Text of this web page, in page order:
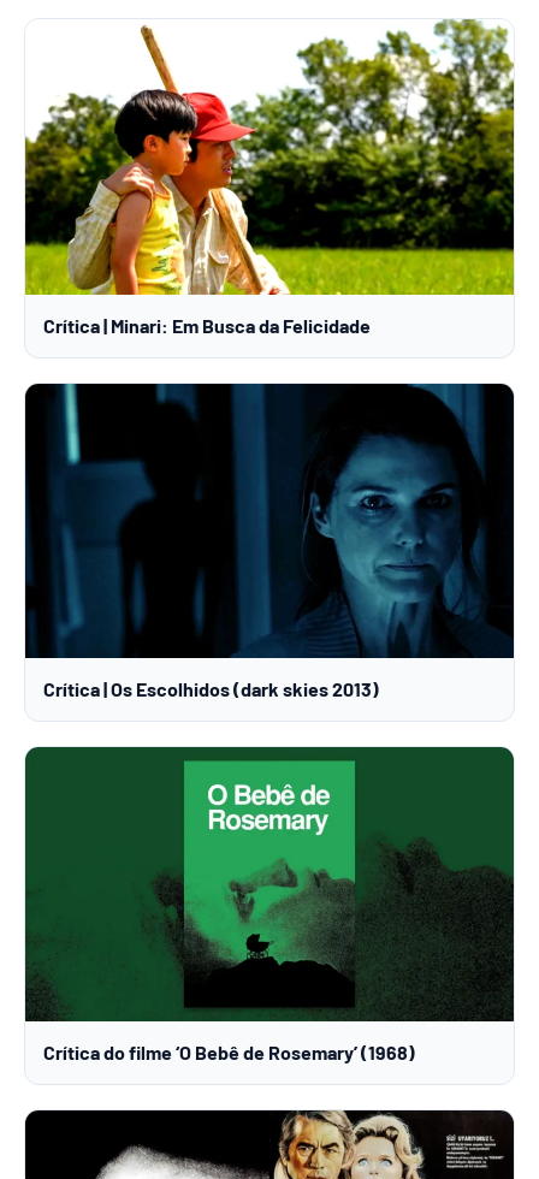
Crítica | Minari: Em Busca da Felicidade
Crítica | Os Escolhidos (dark skies 2013)
Crítica do filme ‘O Bebê de Rosemary’ (1968)